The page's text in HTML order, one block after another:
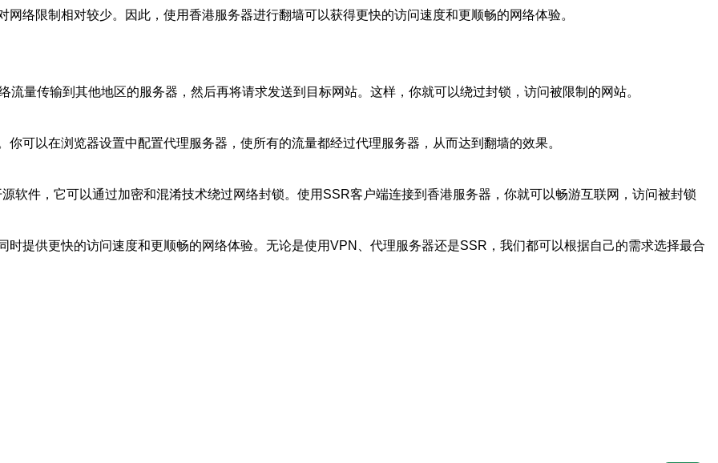
络限制相对较少。因此，使用香港服务器进行翻墙可以获得更快的访问速度和更顺畅的网络体验。
量传输到其他地区的服务器，然后再将请求发送到目标网站。这样，你就可以绕过封锁，访问被限制的网站。
可以在浏览器设置中配置代理服务器，使所有的流量都经过代理服务器，从而达到翻墙的效果。
软件，它可以通过加密和混淆技术绕过网络封锁。使用SSR客户端连接到香港服务器，你就可以畅游互联网，访问被封锁
提供更快的访问速度和更顺畅的网络体验。无论是使用VPN、代理服务器还是SSR，我们都可以根据自己的需求选择最合